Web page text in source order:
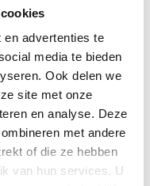
en advertenties te
media te bieden
Ook delen we
site met onze
en analyse. Deze
met andere
of die ze hebben
van hun services. U
TIP!